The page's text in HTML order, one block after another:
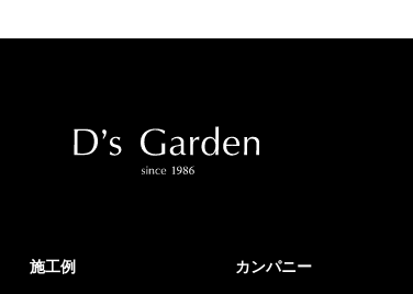
施工例 カンパニー